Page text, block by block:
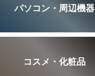
パソコン・周辺機器
コスメ・化粧品